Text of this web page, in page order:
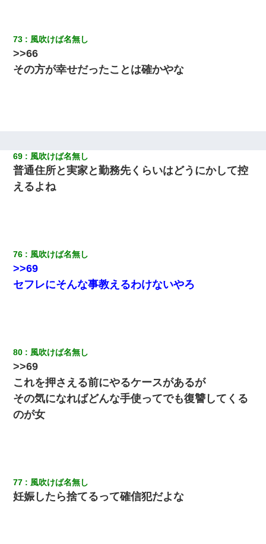
73 風吹けば名無し
>>66
その方が幸せだったことは確かやな
69 風吹けば名無し
普通住所と実家と勤務先くらいはどうにかして控
えるよね
76 風吹けば名無し
>>69
セフレにそんな事教えるわけないやろ
80 風吹けば名無し
>>69
これを押さえる前にやるケースがあるが
その気になればどんな手使ってでも復讐してくる
のが女
77 風吹けば名無し
妊娠したら捨てるって確信犯だよな